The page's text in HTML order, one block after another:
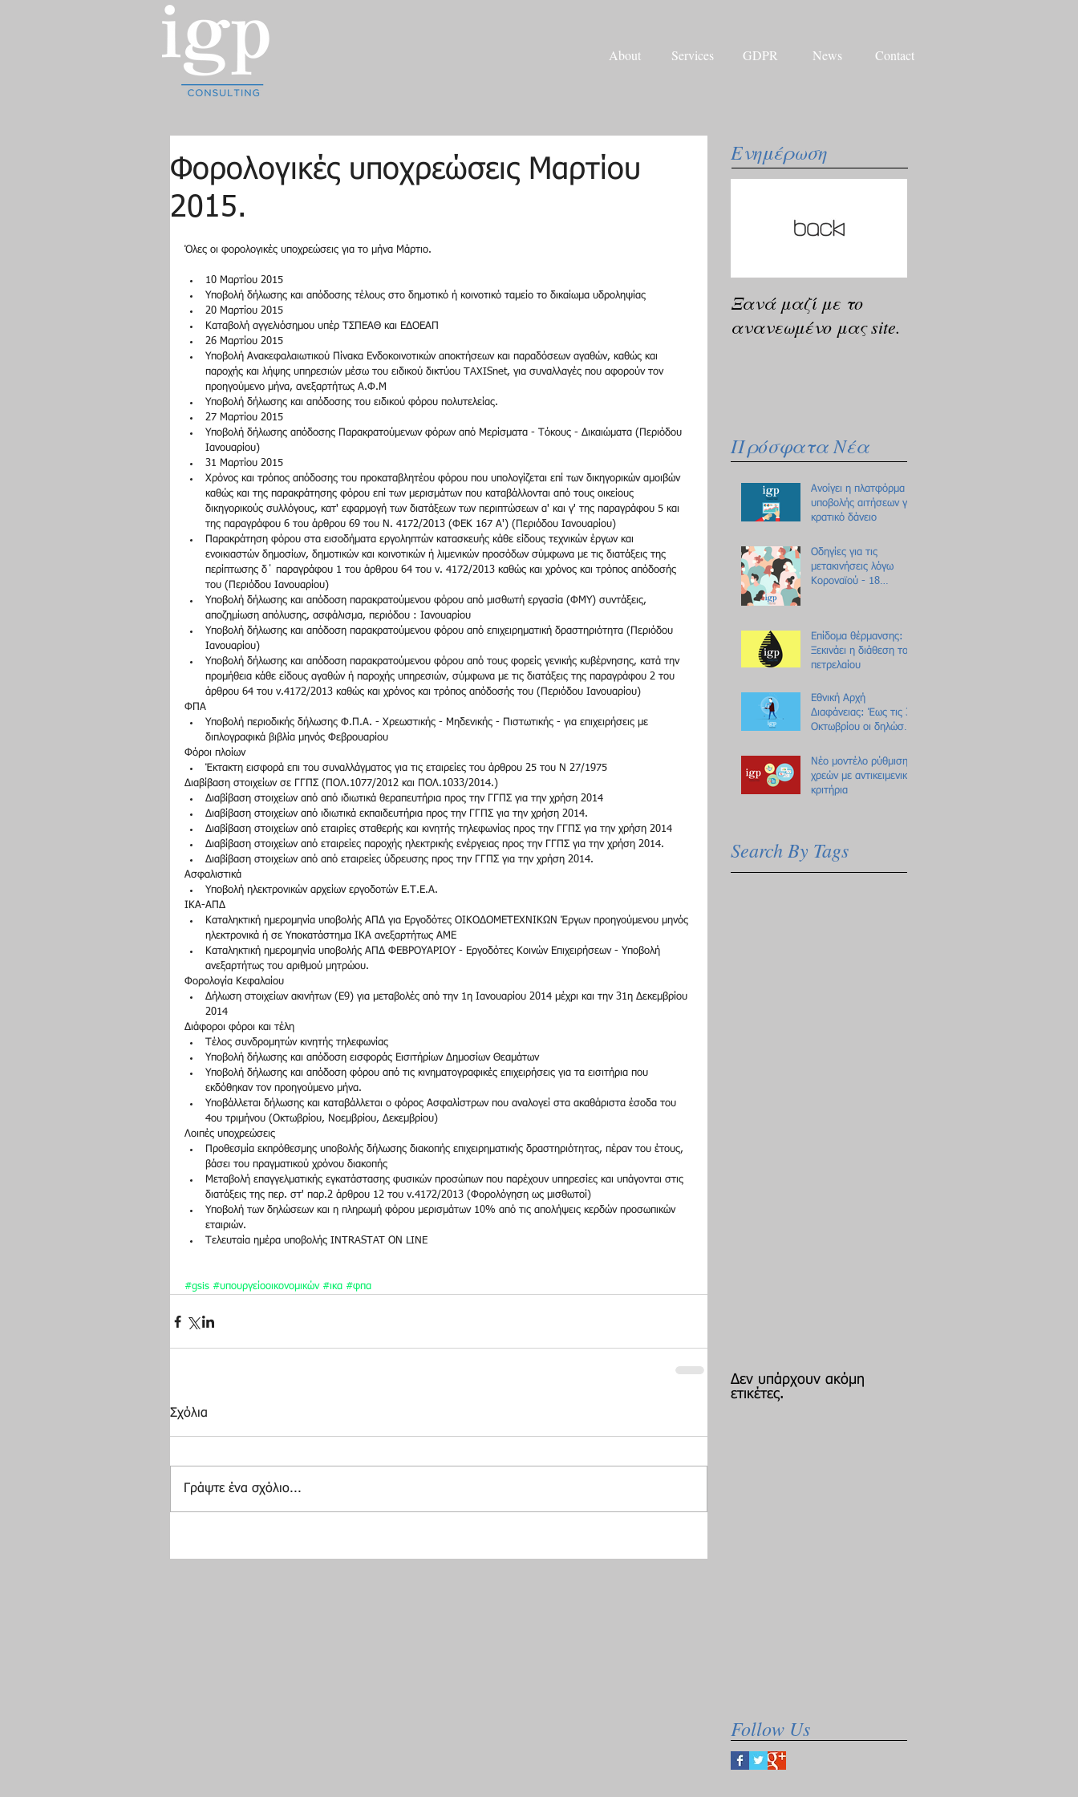
Φορολογικές υποχρεώσεις Μαρτίου
2015.
Όλες οι φορολογικές υποχρεώσεις για το μήνα Μάρτιο.
10 Μαρτίου 2015
Υποβολή δήλωσης και απόδοσης τέλους στο δημοτικό ή κοινοτικό ταμείο το δικαίωμα υδροληψίας
20 Μαρτίου 2015
​Καταβολή αγγελιόσημου υπέρ ΤΣΠΕΑΘ και ΕΔΟΕΑΠ
26 Μαρτίου 2015
​Υποβολή Ανακεφαλαιωτικού Πίνακα Ενδοκοινοτικών αποκτήσεων και παραδόσεων αγαθών, καθώς και
παροχής και λήψης υπηρεσιών μέσω του ειδικού δικτύου TAXISnet, για συναλλαγές που αφορούν τον
προηγούμενο μήνα, ανεξαρτήτως Α.Φ.Μ
Υποβολή δήλωσης και απόδοσης του ειδικού φόρου πολυτελείας.
27 Μαρτίου 2015
​Υποβολή δήλωσης απόδοσης Παρακρατούμενων φόρων από Μερίσματα - Τόκους - Δικαιώματα (Περιόδου
Ιανουαρίου)
31 Μαρτίου 2015
Χρόνος και τρόπος απόδοσης του προκαταβλητέου φόρου που υπολογίζεται επί των δικηγορικών αμοιβών
καθώς και της παρακράτησης φόρου επί των μερισμάτων που καταβάλλονται από τους οικείους
δικηγορικούς συλλόγους, κατ' εφαρμογή των διατάξεων των περιπτώσεων α' και γ' της παραγράφου 5 και
της παραγράφου 6 του άρθρου 69 του Ν. 4172/2013 (ΦΕΚ 167 Α') (Περιόδου Ιανουαρίου)
Παρακράτηση φόρου στα εισοδήματα εργοληπτών κατασκευής κάθε είδους τεχνικών έργων και
ενοικιαστών δημοσίων, δημοτικών και κοινοτικών ή λιμενικών προσόδων σύμφωνα με τις διατάξεις της
περίπτωσης δ΄ παραγράφου 1 του άρθρου 64 του ν. 4172/2013 καθώς και χρόνος και τρόπος απόδοσής
του (Περιόδου Ιανουαρίου)
Υποβολή δήλωσης και απόδοση παρακρατούμενου φόρου από μισθωτή εργασία (ΦΜΥ) συντάξεις,
αποζημίωση απόλυσης, ασφάλισμα, περιόδου : Ιανουαρίου
Υποβολή δήλωσης και απόδοση παρακρατούμενου φόρου από επιχειρηματική δραστηριότητα (Περιόδου
Ιανουαρίου)
Υποβολή δήλωσης και απόδοση παρακρατούμενου φόρου από τους φορείς γενικής κυβέρνησης, κατά την
προμήθεια κάθε είδους αγαθών ή παροχής υπηρεσιών, σύμφωνα με τις διατάξεις της παραγράφου 2 του
άρθρου 64 του ν.4172/2013 καθώς και χρόνος και τρόπος απόδοσής του (Περιόδου Ιανουαρίου)
ΦΠΑ
Υποβολή περιοδικής δήλωσης Φ.Π.Α. - Χρεωστικής - Μηδενικής - Πιστωτικής - για επιχειρήσεις με
διπλογραφικά βιβλία μηνός Φεβρουαρίου
Φόροι πλοίων
Έκτακτη εισφορά επι του συναλλάγματος για τις εταιρείες του άρθρου 25 του Ν 27/1975
Διαβίβαση στοιχείων σε ΓΓΠΣ (ΠΟΛ.1077/2012 και ΠΟΛ.1033/2014.)
Διαβίβαση στοιχείων από από ιδιωτικά θεραπευτήρια προς την ΓΓΠΣ για την χρήση 2014
Διαβίβαση στοιχείων από ιδιωτικά εκπαιδευτήρια προς την ΓΓΠΣ για την χρήση 2014.
Διαβίβαση στοιχείων από εταιρίες σταθερής και κινητής τηλεφωνίας προς την ΓΓΠΣ για την χρήση 2014
Διαβίβαση στοιχείων από εταιρείες παροχής ηλεκτρικής ενέργειας προς την ΓΓΠΣ για την χρήση 2014.
Διαβίβαση στοιχείων από από εταιρείες ύδρευσης προς την ΓΓΠΣ για την χρήση 2014.
Ασφαλιστικά
Υποβολή ηλεκτρονικών αρχείων εργοδοτών Ε.Τ.Ε.Α.
ΙΚΑ-ΑΠΔ
Καταληκτική ημερομηνία υποβολής ΑΠΔ για Εργοδότες ΟΙΚΟΔΟΜΕΤΕΧΝΙΚΩΝ Έργων προηγούμενου μηνός
ηλεκτρονικά ή σε Υποκατάστημα ΙΚΑ ανεξαρτήτως ΑΜΕ
Καταληκτική ημερομηνία υποβολής ΑΠΔ ΦΕΒΡΟΥΑΡΙΟΥ - Εργοδότες Κοινών Επιχειρήσεων - Υποβολή
ανεξαρτήτως του αριθμού μητρώου.
Φορολογία Κεφαλαίου
Δήλωση στοιχείων ακινήτων (Ε9) για μεταβολές από την 1η Ιανουαρίου 2014 μέχρι και την 31η Δεκεμβρίου
2014
Διάφοροι φόροι και τέλη
Τέλος συνδρομητών κινητής τηλεφωνίας
Υποβολή δήλωσης και απόδοση εισφοράς Εισιτήρίων Δημοσίων Θεαμάτων
Υποβολή δήλωσης και απόδοση φόρου από τις κινηματογραφικές επιχειρήσεις για τα εισιτήρια που
εκδόθηκαν τον προηγούμενο μήνα.
Υποβάλλεται δήλωσης και καταβάλλεται ο φόρος Ασφαλίστρων που αναλογεί στα ακαθάριστα έσοδα του
4ου τριμήνου (Οκτωβρίου, Νοεμβρίου, Δεκεμβρίου)
Λοιπές υποχρεώσεις
Προθεσμία εκπρόθεσμης υποβολής δήλωσης διακοπής επιχειρηματικής δραστηριότητας, πέραν του έτους,
βάσει του πραγματικού χρόνου διακοπής
Μεταβολή επαγγελματικής εγκατάστασης φυσικών προσώπων που παρέχουν υπηρεσίες και υπάγονται στις
διατάξεις της περ. στ' παρ.2 άρθρου 12 του ν.4172/2013 (Φορολόγηση ως μισθωτοί)
Υποβολή των δηλώσεων και η πληρωμή φόρου μερισμάτων 10% από τις απολήψεις κερδών προσωπικών
εταιριών.
Τελευταία ημέρα υποβολής INTRASTAT ΟΝ LINE
#gsis #υπουργείοοικονομικών #ικα #φπα
Σχόλια
Γράψτε ένα σχόλιο...
Ενημέρωση
Ξανά μαζί με το
ανανεωμένο μας site.
Πρόσφατα Νέα
Ανοίγει η πλατφόρμα
υποβολής αιτήσεων για
κρατικό δάνειο
Οδηγίες για τις
μετακινήσεις λόγω
Κοροναϊού - 18
Επίδομα θέρμανσης:
Ξεκινάει η διάθεση του
πετρελαίου
Εθνική Αρχή
Διαφάνειας: Έως τις 31
Οκτωβρίου οι δηλώσεις
Νέο μοντέλο ρύθμισης
χρεών με αντικειμενικά
κριτήρια
Search By Tags
Δεν υπάρχουν ακόμη
ετικέτες.
Follow Us
About Services GDPR News Contact